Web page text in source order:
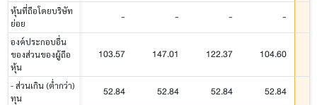
หุ้นที่ถือโดยบริษัท
ย่อย
- - - -
องค์ประกอบอื่น
ของส่วนของผู้ถือ
หุ้น
103.57 147.01 122.37 104.60
- ส่วนเกิน (ต่ำกว่า)
ทุน
52.84 52.84 52.84 52.84